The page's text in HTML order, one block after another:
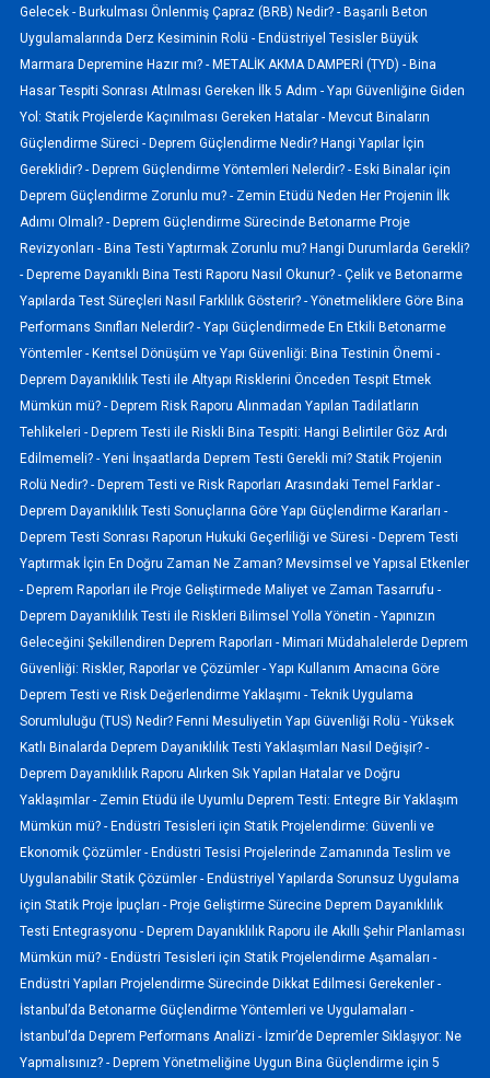
Gelecek - Burkulması Önlenmiş Çapraz (BRB) Nedir? - Başarılı Beton
Uygulamalarında Derz Kesiminin Rolü - Endüstriyel Tesisler Büyük
Marmara Depremine Hazır mı? - METALİK AKMA DAMPERİ (TYD) - Bina
Hasar Tespiti Sonrası Atılması Gereken İlk 5 Adım - Yapı Güvenliğine Giden
Yol: Statik Projelerde Kaçınılması Gereken Hatalar - Mevcut Binaların
Güçlendirme Süreci - Deprem Güçlendirme Nedir? Hangi Yapılar İçin
Gereklidir? - Deprem Güçlendirme Yöntemleri Nelerdir? - Eski Binalar için
Deprem Güçlendirme Zorunlu mu? - Zemin Etüdü Neden Her Projenin İlk
Adımı Olmalı? - Deprem Güçlendirme Sürecinde Betonarme Proje
Revizyonları - Bina Testi Yaptırmak Zorunlu mu? Hangi Durumlarda Gerekli?
- Depreme Dayanıklı Bina Testi Raporu Nasıl Okunur? - Çelik ve Betonarme
Yapılarda Test Süreçleri Nasıl Farklılık Gösterir? - Yönetmeliklere Göre Bina
Performans Sınıfları Nelerdir? - Yapı Güçlendirmede En Etkili Betonarme
Yöntemler - Kentsel Dönüşüm ve Yapı Güvenliği: Bina Testinin Önemi -
Deprem Dayanıklılık Testi ile Altyapı Risklerini Önceden Tespit Etmek
Mümkün mü? - Deprem Risk Raporu Alınmadan Yapılan Tadilatların
Tehlikeleri - Deprem Testi ile Riskli Bina Tespiti: Hangi Belirtiler Göz Ardı
Edilmemeli? - Yeni İnşaatlarda Deprem Testi Gerekli mi? Statik Projenin
Rolü Nedir? - Deprem Testi ve Risk Raporları Arasındaki Temel Farklar -
Deprem Dayanıklılık Testi Sonuçlarına Göre Yapı Güçlendirme Kararları -
Deprem Testi Sonrası Raporun Hukuki Geçerliliği ve Süresi - Deprem Testi
Yaptırmak İçin En Doğru Zaman Ne Zaman? Mevsimsel ve Yapısal Etkenler
- Deprem Raporları ile Proje Geliştirmede Maliyet ve Zaman Tasarrufu -
Deprem Dayanıklılık Testi ile Riskleri Bilimsel Yolla Yönetin - Yapınızın
Geleceğini Şekillendiren Deprem Raporları - Mimari Müdahalelerde Deprem
Güvenliği: Riskler, Raporlar ve Çözümler - Yapı Kullanım Amacına Göre
Deprem Testi ve Risk Değerlendirme Yaklaşımı - Teknik Uygulama
Sorumluluğu (TUS) Nedir? Fenni Mesuliyetin Yapı Güvenliği Rolü - Yüksek
Katlı Binalarda Deprem Dayanıklılık Testi Yaklaşımları Nasıl Değişir? -
Deprem Dayanıklılık Raporu Alırken Sık Yapılan Hatalar ve Doğru
Yaklaşımlar - Zemin Etüdü ile Uyumlu Deprem Testi: Entegre Bir Yaklaşım
Mümkün mü? - Endüstri Tesisleri için Statik Projelendirme: Güvenli ve
Ekonomik Çözümler - Endüstri Tesisi Projelerinde Zamanında Teslim ve
Uygulanabilir Statik Çözümler - Endüstriyel Yapılarda Sorunsuz Uygulama
için Statik Proje İpuçları - Proje Geliştirme Sürecine Deprem Dayanıklılık
Testi Entegrasyonu - Deprem Dayanıklılık Raporu ile Akıllı Şehir Planlaması
Mümkün mü? - Endüstri Tesisleri için Statik Projelendirme Aşamaları -
Endüstri Yapıları Projelendirme Sürecinde Dikkat Edilmesi Gerekenler -
İstanbul’da Betonarme Güçlendirme Yöntemleri ve Uygulamaları -
İstanbul’da Deprem Performans Analizi - İzmir’de Depremler Sıklaşıyor: Ne
Yapmalısınız? - Deprem Yönetmeliğine Uygun Bina Güçlendirme için 5